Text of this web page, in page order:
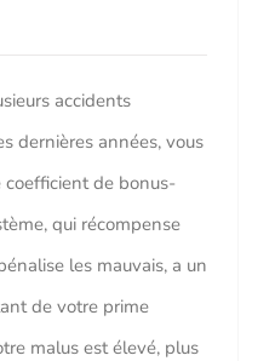
accidents
dernières années, vous
de bonus-
qui récompense
les mauvais, a un
de votre prime
malus est élevé, plus